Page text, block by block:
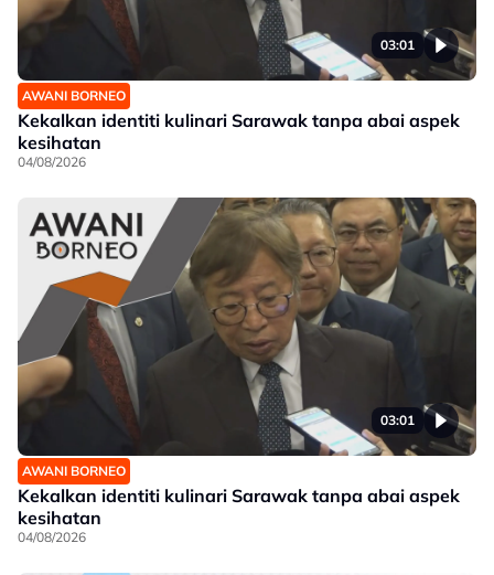
03:01
AWANI BORNEO
Kekalkan identiti kulinari Sarawak tanpa abai aspek
kesihatan
04/08/2026
03:01
AWANI BORNEO
Kekalkan identiti kulinari Sarawak tanpa abai aspek
kesihatan
04/08/2026